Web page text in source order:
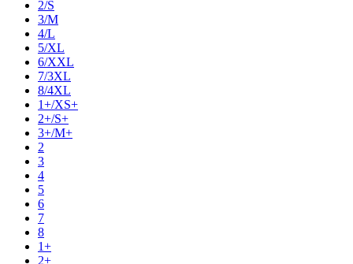
7/3XL
8/4XL
1+/XS+
2+/S+
3+/M+
2
3
4
5
6
7
8
1+
2+
3+
TAGS